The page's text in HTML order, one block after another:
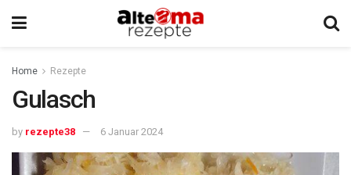
Home Rezepte
Gulasch
by rezepte38 6 Januar 2024